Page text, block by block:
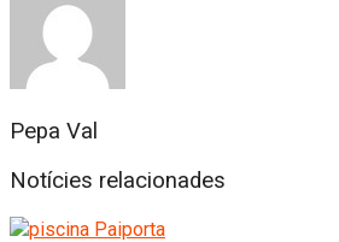
Pepa Val
Notícies relacionades